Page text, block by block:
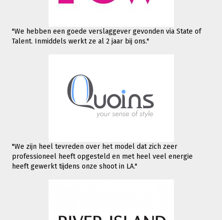
"We hebben een goede verslaggever gevonden via State of
Talent. Inmiddels werktze al 2 jaar bij ons."
"We zijn heel tevreden over het model dat zich zeer
professioneel heeft opgesteld en met heel veel energie
heeft gewerkt tijdens onze shoot in LA."